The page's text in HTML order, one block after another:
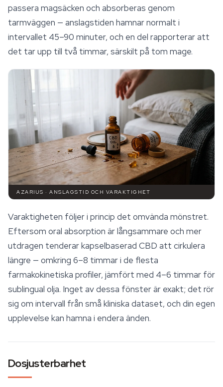
passera magsäcken och absorberas genom
tarmväggen — anslagstiden hamnar normalt i
intervallet 45–90 minuter, och en del rapporterar att
det tar upp till två timmar, särskilt på tom mage.
AZARIUS · ANSLAGSTID OCH VARAKTIGHET
Varaktigheten följer i princip det omvända mönstret.
Eftersom oral absorption är långsammare och mer
utdragen tenderar kapselbaserad CBD att cirkulera
längre — omkring 6–8 timmar i de flesta
farmakokinetiska profiler, jämfört med 4–6 timmar för
sublingual olja. Inget av dessa fönster är exakt; det rör
sig om intervall från små kliniska dataset, och din egen
upplevelse kan hamna i endera änden.
Dosjusterbarhet